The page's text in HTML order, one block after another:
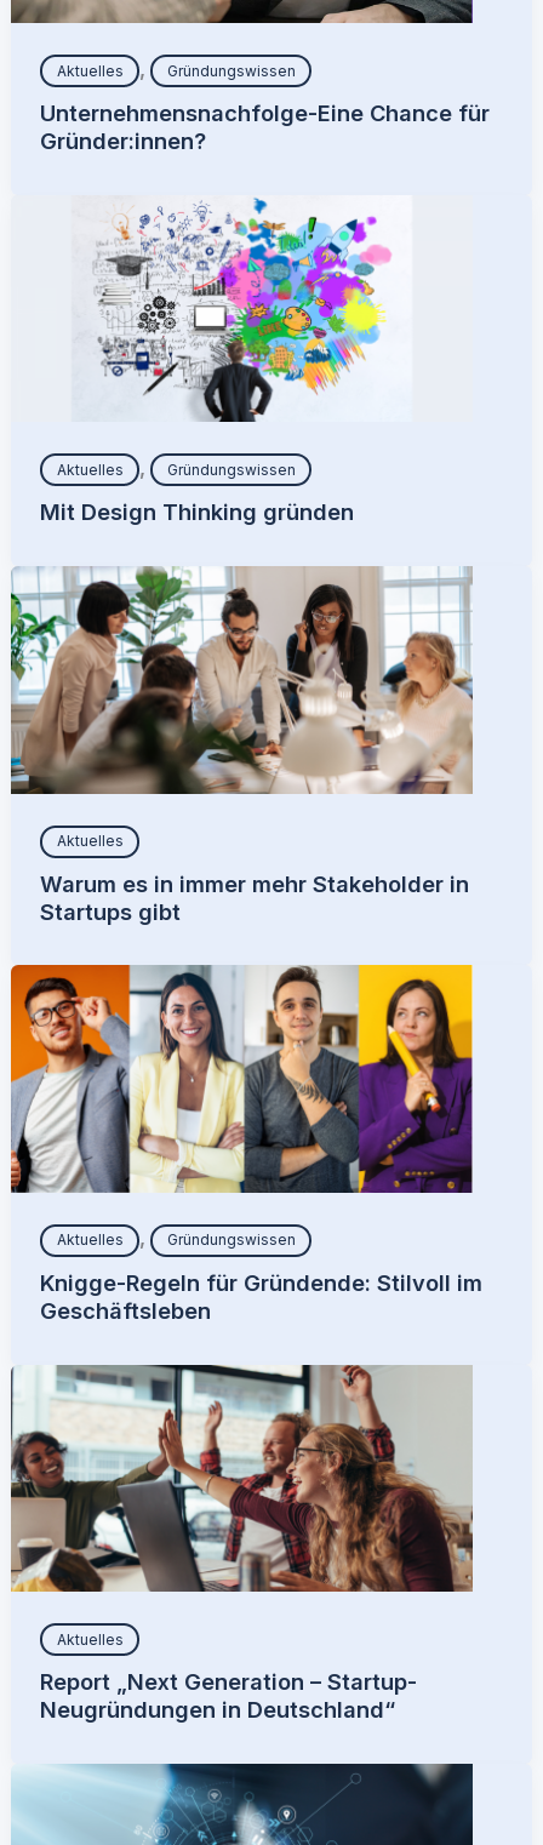
Aktuelles , Gründungswissen
Unternehmensnachfolge-Eine Chance für
Gründer:innen?
Aktuelles , Gründungswissen
Mit Design Thinking gründen
Aktuelles
Warum es in immer mehr Stakeholder in
Startups gibt
Aktuelles , Gründungswissen
Knigge-Regeln für Gründende: Stilvoll im
Geschäftsleben
Aktuelles
Report „Next Generation – Startup-
Neugründungen in Deutschland“